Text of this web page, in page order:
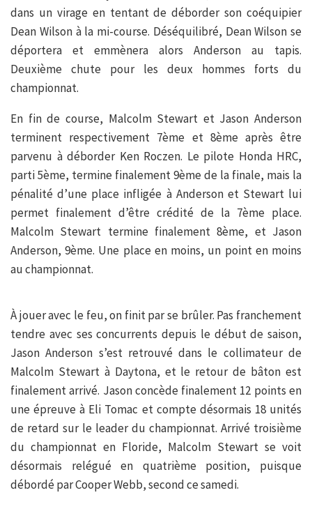
dans un virage en tentant de déborder son coéquipier
Dean Wilson à la mi-course. Déséquilibré, Dean Wilson se
déportera et emmènera alors Anderson au tapis.
Deuxième chute pour les deux hommes forts du
championnat.
En fin de course, Malcolm Stewart et Jason Anderson
terminent respectivement 7ème et 8ème après être
parvenu à déborder Ken Roczen. Le pilote Honda HRC,
parti 5ème, termine finalement 9ème de la finale, mais la
pénalité d’une place infligée à Anderson et Stewart lui
permet finalement d’être crédité de la 7ème place.
Malcolm Stewart termine finalement 8ème, et Jason
Anderson, 9ème. Une place en moins, un point en moins
au championnat.
À jouer avec le feu, on finit par se brûler. Pas franchement
tendre avec ses concurrents depuis le début de saison,
Jason Anderson s’est retrouvé dans le collimateur de
Malcolm Stewart à Daytona, et le retour de bâton est
finalement arrivé. Jason concède finalement 12 points en
une épreuve à Eli Tomac et compte désormais 18 unités
de retard sur le leader du championnat. Arrivé troisième
du championnat en Floride, Malcolm Stewart se voit
désormais relégué en quatrième position, puisque
débordé par Cooper Webb, second ce samedi.